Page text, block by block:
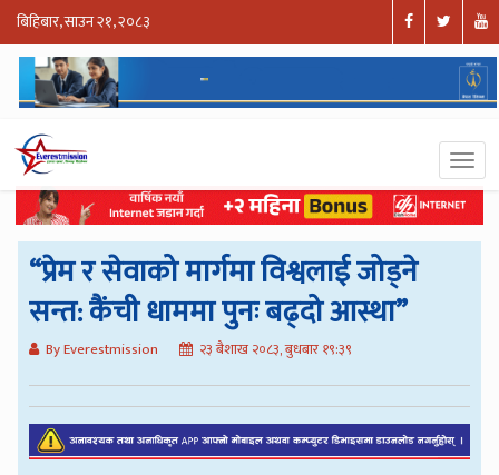
बिहिबार, साउन २१, २०८३
“प्रेम र सेवाको मार्गमा विश्वलाई जोड्ने
सन्त: कैंची धाममा पुनः बढ्दो आस्था”
By Everestmission २३ बैशाख २०८३, बुधबार १९:३९